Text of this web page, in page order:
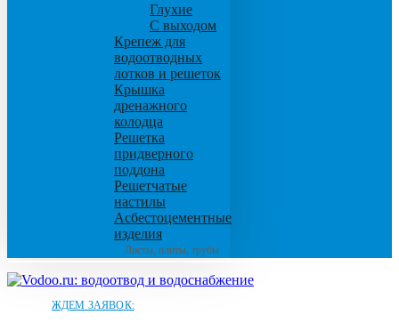
Глухие
С выходом
Крепеж для
водоотводных
лотков и решеток
Крышка
дренажного
колодца
Решетка
придверного
поддона
Решетчатые
настилы
Асбестоцементные
изделия
Листы, плиты, трубы
ЖДЕМ ЗАЯВОК: